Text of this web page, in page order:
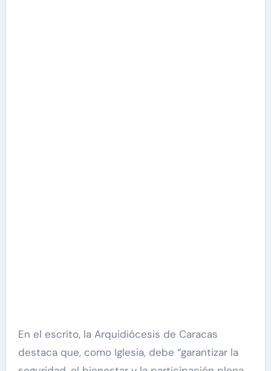
En el escrito, la Arquidiócesis de Caracas
destaca que, como Iglesia, debe “garantizar la